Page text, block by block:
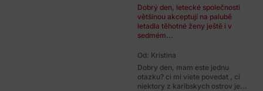
Dobrý den, letecké společnosti
většinou akceptují na palubě
letadla těhotné ženy ještě i v
sedmém...
Od: Kristina
Dobry den, mam este jednu
otazku? ci mi viete povedat , ci
niektory z karibskych ostrov je...